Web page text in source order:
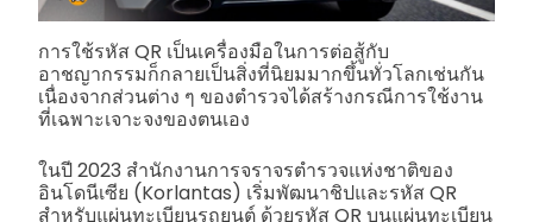
การใช้รหัส QR เป็นเครื่องมือในการต่อสู้กับ
อาชญากรรมก็กลายเป็นสิ่งที่นิยมมากขึ้นทั่วโลกเช่นกัน
เนื่องจากส่วนต่าง ๆ ของตำรวจได้สร้างกรณีการใช้งาน
ที่เฉพาะเจาะจงของตนเอง
ในปี 2023 สำนักงานการจราจรตำรวจแห่งชาติของ
อินโดนีเซีย (Korlantas) เริ่มพัฒนาชิปและรหัส QR
สำหรับแผ่นทะเบียนรถยนต์ ด้วยรหัส QR บนแผ่นทะเบียน